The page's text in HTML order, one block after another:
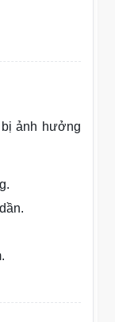
ảnh hưởng